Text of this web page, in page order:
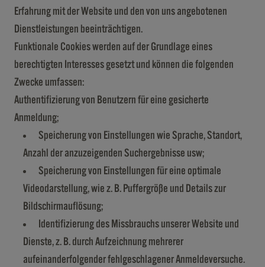
Erfahrung mit der Website und den von uns angebotenen
Dienstleistungen beeinträchtigen.
Funktionale Cookies werden auf der Grundlage eines
berechtigten Interesses gesetzt und können die folgenden
Zwecke umfassen:
Authentifizierung von Benutzern für eine gesicherte
Anmeldung;
Speicherung von Einstellungen wie Sprache, Standort,
Anzahl der anzuzeigenden Suchergebnisse usw;
Speicherung von Einstellungen für eine optimale
Videodarstellung, wie z. B. Puffergröße und Details zur
Bildschirmauflösung;
Identifizierung des Missbrauchs unserer Website und
Dienste, z. B. durch Aufzeichnung mehrerer
aufeinanderfolgender fehlgeschlagener Anmeldeversuche.